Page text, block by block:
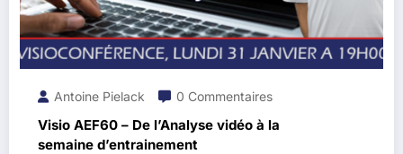
Antoine Pielack 0 Commentaires
Visio AEF60 – De l’Analyse vidéo à la
semaine d’entrainement